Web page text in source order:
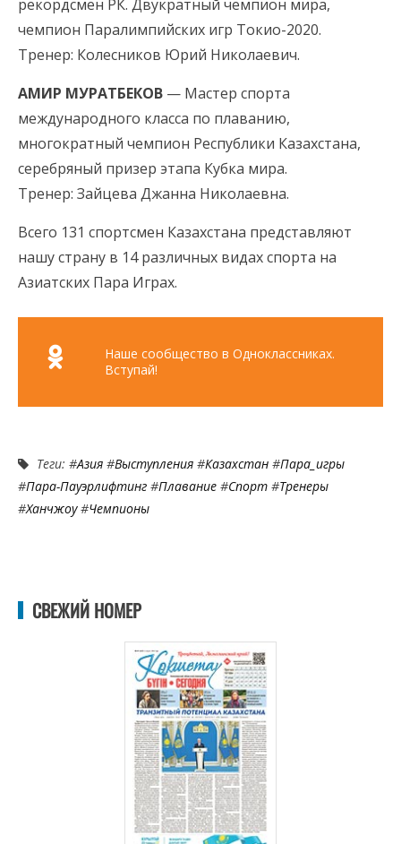
рекордсмен РК. Двукратный чемпион мира,
чемпион Паралимпийских игр Токио-2020.
Тренер: Колесников Юрий Николаевич.
АМИР МУРАТБЕКОВ — Мастер спорта
международного класса по плаванию,
многократный чемпион Республики Казахстана,
серебряный призер этапа Кубка мира.
Тренер: Зайцева Джанна Николаевна.
Всего 131 спортсмен Казахстана представляют
нашу страну в 14 различных видах спорта на
Азиатских Пара Играх.
Наше сообщество в Одноклассниках.
Вступай!
Теги: #Азия #Выступления #Казахстан #Пара_игры
#Пара-Пауэрлифтинг #Плавание #Спорт #Тренеры
#Ханчжоу#Чемпионы
СВЕЖИЙ НОМЕР